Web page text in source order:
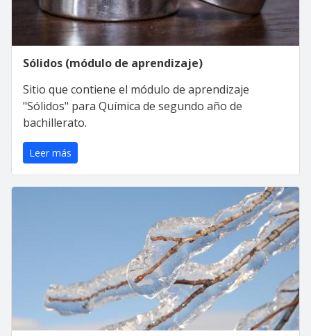
Sólidos (módulo de aprendizaje)
Sitio que contiene el módulo de aprendizaje
"Sólidos" para Química de segundo año de
bachillerato.
Leer más